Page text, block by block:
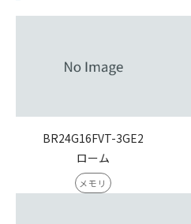
BR24G16FVT-3GE2
ローム
メモリ